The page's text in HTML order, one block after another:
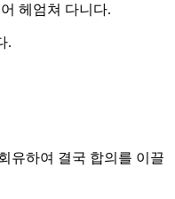
헤엄쳐 다니다.
.
유하여 결국 합의를 이끌